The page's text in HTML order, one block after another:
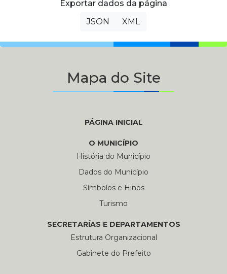
Exportar dados da página
JSON
XML
Mapa do Site
PÁGINA INICIAL
O MUNICÍPIO
História do Município
Dados do Município
Símbolos e Hinos
Turismo
SECRETARÍAS E DEPARTAMENTOS
Estrutura Organizacional
Gabinete do Prefeito